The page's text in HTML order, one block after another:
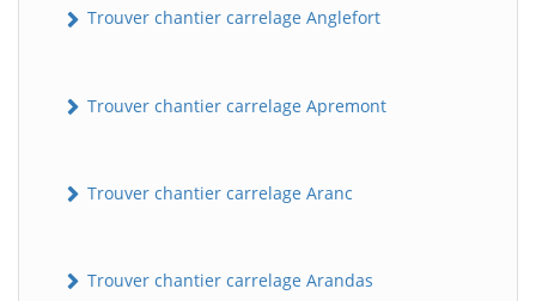
Trouver chantier carrelage Anglefort
Trouver chantier carrelage Apremont
Trouver chantier carrelage Aranc
Trouver chantier carrelage Arandas